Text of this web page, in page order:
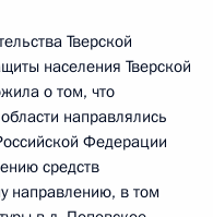
Тверской
населения Тверской
о том, что
направлялись
Федерации
средств
направлению, в том